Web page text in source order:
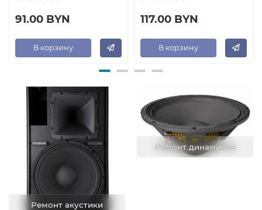
91.00 BYN
В корзину
117.00 BYN
В корзину
Ремонт акустики
Ремонт динамиков